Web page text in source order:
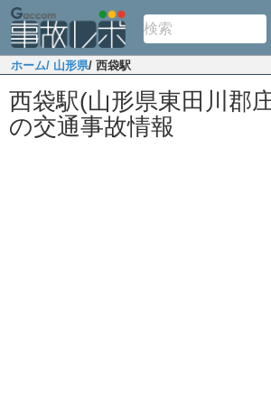
ホーム/ 山形県/ 西袋駅
西袋駅(山形県東田川郡
の交通事故情報